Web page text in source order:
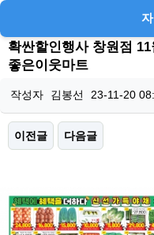
확싼할인행사 창원점
좋은이웃마트
작성자 김봉선 23-11-20
이전글 다음글
본문